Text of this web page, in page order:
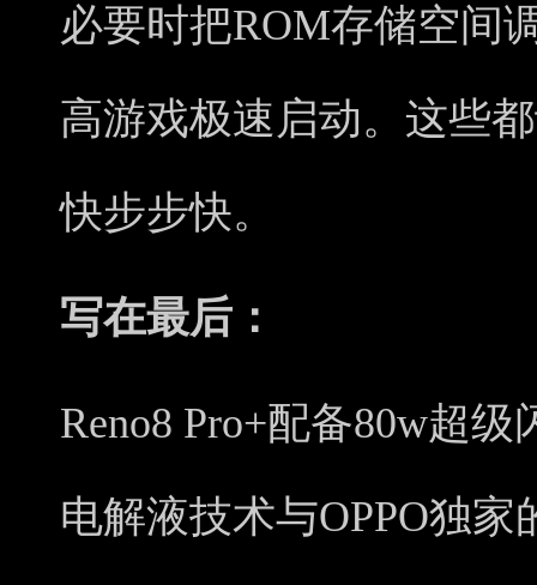
必要时把ROM存储空间
高游戏极速启动。这些
快步步快。
写在最后：
Reno8 Pro+配备80w超
电解液技术与OPPO独